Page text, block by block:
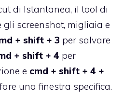
di Istantanea, il tool di
gli screenshot, migliaia e
+ shift + 3 per salvare
+ shift + 4 per
e cmd + shift + 4 +
una finestra specifica.